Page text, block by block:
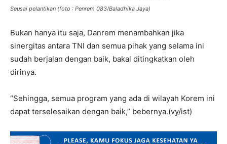
Seusai pelantikan (foto : Penrem 083/Baladhika Jaya)
Bukan hanya itu saja, Danrem menambahkan jika
sinergitas antara TNI dan semua pihak yang selama ini
sudah berjalan dengan baik, bakal ditingkatkan oleh
dirinya.
“Sehingga, semua program yang ada di wilayah Korem ini
dapat terselesaikan dengan baik,” bebernya.(vy/ist)